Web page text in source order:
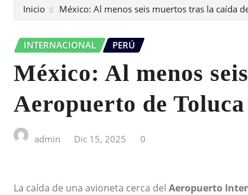
Inicio México: Al menos seis muertos tras la caída
INTERNACIONAL PERÚ
México: Al menos
Aeropuerto de
admin Dic 15, 2025 0
La caída de una avioneta cerca del Aeropuerto